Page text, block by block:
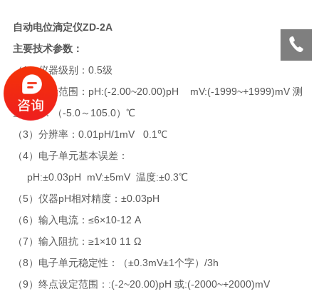
自动电位滴定仪ZD-2A
主要技术参数：
（1）仪器级别：0.5级
（2）测量范围：pH:(-2.00~20.00)pH mV:(-1999~+1999)mV 测
量温度：（-5.0～105.0）℃
（3）分辨率：0.01pH/1mV 0.1℃
（4）电子单元基本误差：
pH:±0.03pH mV:±5mV 温度:±0.3℃
（5）仪器pH相对精度：±0.03pH
（6）输入电流：≤6×10-12 A
（7）输入阻抗：≥1×10 11 Ω
（8）电子单元稳定性：（±0.3mV±1个字）/3h
（9）终点设定范围：:(-2~20.00)pH 或:(-2000~+2000)mV